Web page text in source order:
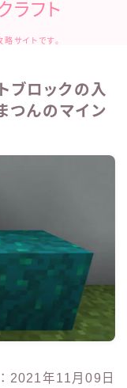
ラフト
サイトです。
ブロックの入
つんのマイン
2021年11月09日